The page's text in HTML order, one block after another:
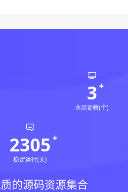
3
本周更新(个)
2305
稳定运行(天)
的源码资源集合